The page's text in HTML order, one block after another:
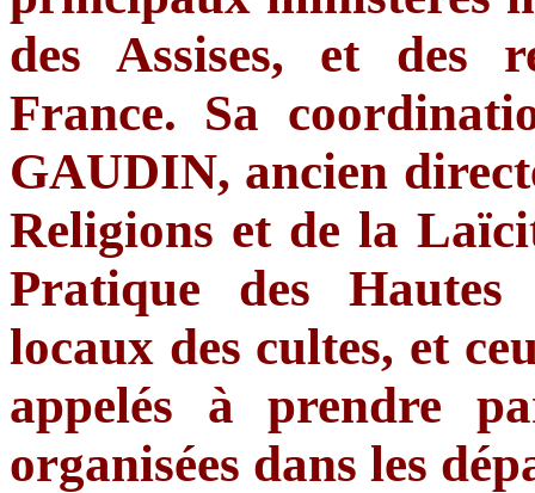
des Assises, et des
France. Sa
GAUDIN, ancien
Religions et de la
Pratique des Hautes
locaux des cultes, et
appelés à prendre
organisées dans les